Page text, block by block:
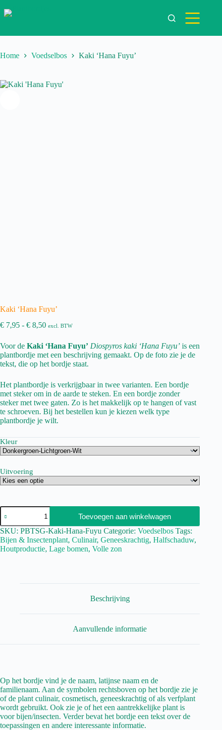
naar
Home Voedselbos Kaki ‘Hana Fuyu’
Kaki ‘Hana Fuyu’
€ 7,95 - € 8,50Prijsklasse:
tot
€ 8,50
excl. BTW
Voor de Kaki ‘Hana Fuyu’ Diospyros kaki ‘Hana Fuyu’ is een
plantbordje met een beschrijving gemaakt. Op de foto zie je de
tekst, die op het bordje staat.
Het plantbordje is verkrijgbaar in twee varianten. Een bordje
met steker om in de aarde te steken. En een bordje zonder
steker met twee gaten. Zo is het makkelijk op te hangen of vast
te schroeven. Bij het bestellen kun je kiezen welk type
plantbordje je wilt.
Kleur
Uitvoering
Toevoegen aan winkelwagen
SKU: PBTSG-Kaki-Hana-Fuyu Categorie: Voedselbos Tags:
Bijen & Insectenplant, Culinair, Geneeskrachtig, Halfschaduw,
Houtproductie, Lage bomen, Volle zon
Beschrijving
Aanvullende informatie
Op het bordje vind je de naam, latijnse naam en de
familienaam. Aan de symbolen rechtsboven op het bordje zie je
of de plant culinair, cosmetisch, geneeskrachtig of als verfplant
wordt gebruikt. Ook zie je of het een aantrekkelijke plant is
voor bijen/insecten. Verder bevat het bordje een tekst over de
toepassingen en andere interessante informatie.